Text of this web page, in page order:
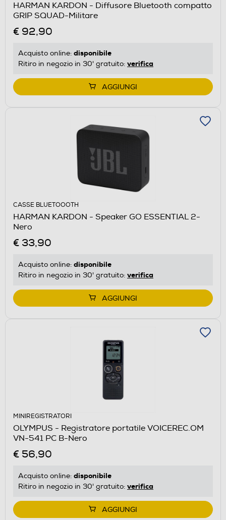
HARMAN KARDON - Diffusore Bluetooth compatto
GRIP SQUAD-Militare
€ 92,90
Acquisto online: disponibile
Ritiro in negozio in 30' gratuito: verifica
AGGIUNGI
CASSE BLUETOOOTH
HARMAN KARDON - Speaker GO ESSENTIAL 2-
Nero
€ 33,90
Acquisto online: disponibile
Ritiro in negozio in 30' gratuito: verifica
AGGIUNGI
MINIREGISTRATORI
OLYMPUS - Registratore portatile VOICEREC.OM
VN-541 PC B-Nero
€ 56,90
Acquisto online: disponibile
Ritiro in negozio in 30' gratuito: verifica
AGGIUNGI